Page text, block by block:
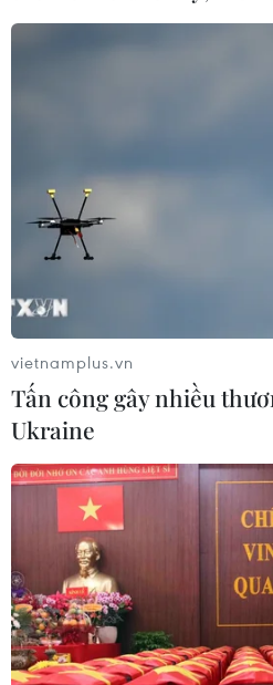
TIN CÙNG CHUYÊN MỤC
Bộ Y tế: Siết quản lý y, dược
vietnamplus.vn
Tấn công gây nhiều
Ukraine